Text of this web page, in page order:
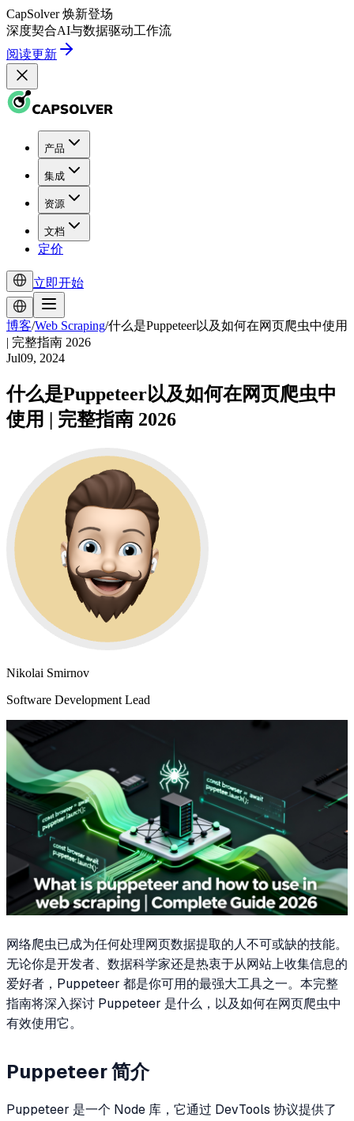
CapSolver 焕新登场
深度契合AI与数据驱动工作流
阅读更新
产品
集成
资源
文档
定价
立即开始
博客/Web Scraping/什么是Puppeteer以及如何在网页爬虫中使用
| 完整指南 2026
Jul09, 2024
什么是Puppeteer以及如何在网页爬虫中
使用 | 完整指南 2026
Nikolai Smirnov
Software Development Lead
网络爬虫已成为任何处理网页数据提取的人不可或缺的技能。
无论你是开发者、数据科学家还是热衷于从网站上收集信息的
爱好者，Puppeteer 都是你可用的最强大工具之一。本完整
指南将深入探讨 Puppeteer 是什么，以及如何在网页爬虫中
有效使用它。
Puppeteer 简介
Puppeteer 是一个 Node 库，它通过 DevTools 协议提供了